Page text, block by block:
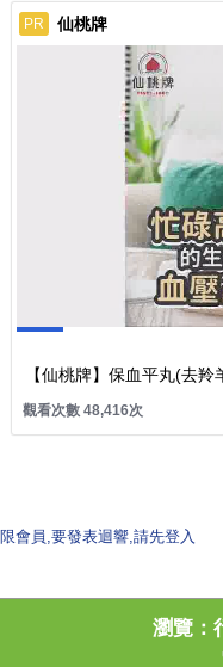
PR 仙桃牌
【仙桃牌】保血平丸(去羚
觀看次數 48,418次
限會員,要發表迴響,請先登入
瀏覽：